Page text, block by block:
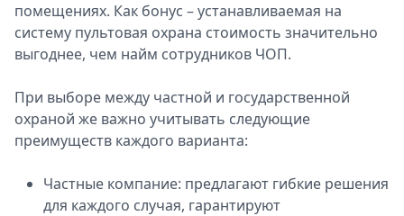
помещениях. Как бонус – устанавливаемая на
систему пультовая охрана стоимость значительно
выгоднее, чем найм сотрудников ЧОП.
При выборе между частной и государственной
охраной же важно учитывать следующие
преимуществ каждого варианта:
Частные компание: предлагают гибкие решения
для каждого случая, гарантируют